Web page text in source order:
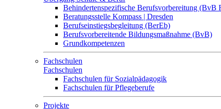
Behindertenspezifische Berufsvorbereitung (BvB
Beratungsstelle Kompass | Dresden
Berufseinstiegsbegleitung (BerEb)
Berufsvorbereitende Bildungsmaßnahme (BvB)
Grundkompetenzen
Fachschulen
Fachschulen
Fachschulen für Sozialpädagogik
Fachschulen für Pflegeberufe
Projekte